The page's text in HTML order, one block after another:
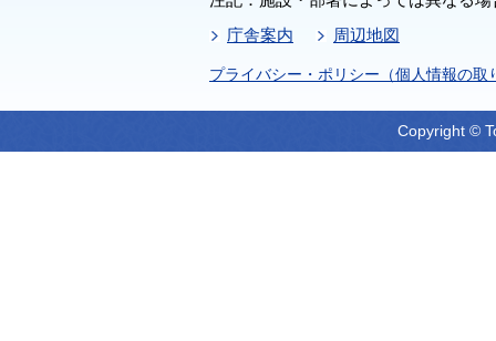
庁舎案内
周辺地図
プライバシー・ポリシー（個人情報の取
Copyright ©